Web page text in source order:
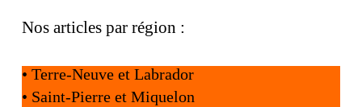
Nos articles par région :
• Terre-Neuve et Labrador
• Saint-Pierre et Miquelon